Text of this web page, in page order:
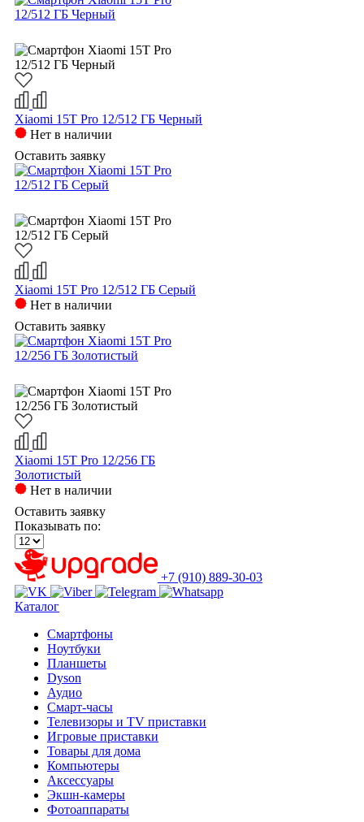
Xiaomi 15T Pro 12/512 ГБ Черный
Нет в наличии
Оставить заявку
Xiaomi 15T Pro 12/512 ГБ Серый
Нет в наличии
Оставить заявку
Xiaomi 15T Pro 12/256 ГБ
Золотистый
Нет в наличии
Оставить заявку
Показывать по:
+7 (910) 889-30-03
Каталог
Смартфоны
Ноутбуки
Планшеты
Dyson
Аудио
Смарт-часы
Телевизоры и TV приставки
Игровые приставки
Товары для дома
Компьютеры
Аксесcуары
Экшн-камеры
Фотоаппараты